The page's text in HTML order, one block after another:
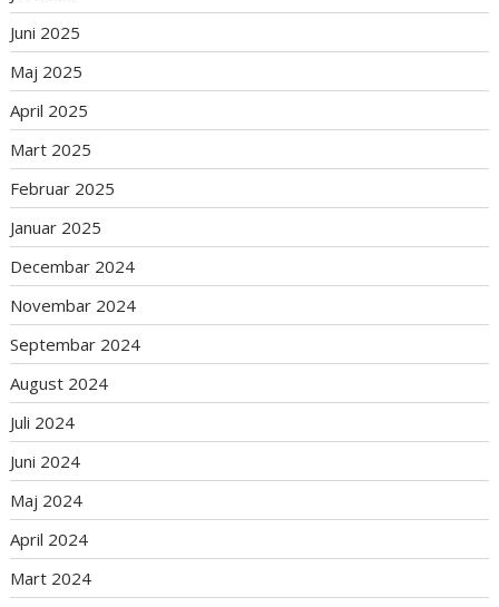
Juni 2025
Maj 2025
April 2025
Mart 2025
Februar 2025
Januar 2025
Decembar 2024
Novembar 2024
Septembar 2024
August 2024
Juli 2024
Juni 2024
Maj 2024
April 2024
Mart 2024